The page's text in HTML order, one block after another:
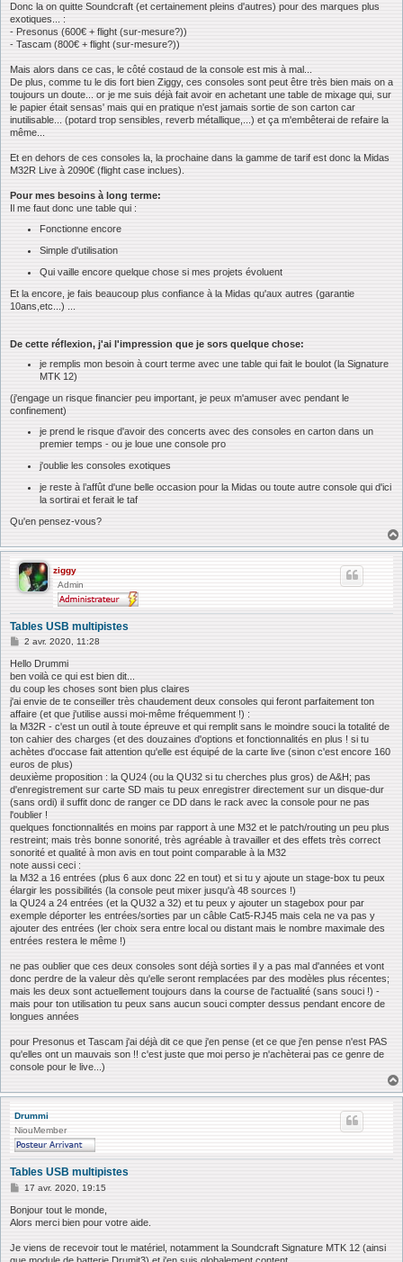
Donc la on quitte Soundcraft (et certainement pleins d'autres) pour des marques plus
exotiques... :
- Presonus (600€ + flight (sur-mesure?))
- Tascam (800€ + flight (sur-mesure?))
Mais alors dans ce cas, le côté costaud de la console est mis à mal...
De plus, comme tu le dis fort bien Ziggy, ces consoles sont peut être très bien mais on a
toujours un doute... or je me suis déjà fait avoir en achetant une table de mixage qui, sur
le papier était sensas' mais qui en pratique n'est jamais sortie de son carton car
inutilisable... (potard trop sensibles, reverb métallique,...) et ça m'embêterai de refaire la
même...
Et en dehors de ces consoles la, la prochaine dans la gamme de tarif est donc la Midas
M32R Live à 2090€ (flight case inclues).
Pour mes besoins à long terme:
Il me faut donc une table qui :
Fonctionne encore
Simple d'utilisation
Qui vaille encore quelque chose si mes projets évoluent
Et la encore, je fais beaucoup plus confiance à la Midas qu'aux autres (garantie
10ans,etc...) ...
De cette réflexion, j'ai l'impression que je sors quelque chose:
je remplis mon besoin à court terme avec une table qui fait le boulot (la Signature
MTK 12)
(j'engage un risque financier peu important, je peux m'amuser avec pendant le
confinement)
je prend le risque d'avoir des concerts avec des consoles en carton dans un
premier temps - ou je loue une console pro
j'oublie les consoles exotiques
je reste à l’affût d'une belle occasion pour la Midas ou toute autre console qui d'ici
la sortirai et ferait le taf
Qu'en pensez-vous?
ziggy
Admin
Tables USB multipistes
M
s
s
g
e
2 avr. 2020, 11:28
Hello Drummi
ben voilà ce qui est bien dit...
du coup les choses sont bien plus claires
j'ai envie de te conseiller très chaudement deux consoles qui feront parfaitement ton
affaire (et que j'utilise aussi moi-même fréquemment !) :
la M32R - c'est un outil à toute épreuve et qui remplit sans le moindre souci la totalité de
ton cahier des charges (et des douzaines d'options et fonctionnalités en plus ! si tu
achètes d'occase fait attention qu'elle est équipé de la carte live (sinon c'est encore 160
euros de plus)
deuxième proposition : la QU24 (ou la QU32 si tu cherches plus gros) de A&H; pas
d'enregistrement sur carte SD mais tu peux enregistrer directement sur un disque-dur
(sans ordi) il suffit donc de ranger ce DD dans le rack avec la console pour ne pas
l'oublier !
quelques fonctionnalités en moins par rapport à une M32 et le patch/routing un peu plus
restreint; mais très bonne sonorité, très agréable à travailler et des effets très correct
sonorité et qualité à mon avis en tout point comparable à la M32
note aussi ceci :
la M32 a 16 entrées (plus 6 aux donc 22 en tout) et si tu y ajoute un stage-box tu peux
élargir les possibilités (la console peut mixer jusqu'à 48 sources !)
la QU24 a 24 entrées (et la QU32 a 32) et tu peux y ajouter un stagebox pour par
exemple déporter les entrées/sorties par un câble Cat5-RJ45 mais cela ne va pas y
ajouter des entrées (ler choix sera entre local ou distant mais le nombre maximale des
entrées restera le même !)
ne pas oublier que ces deux consoles sont déjà sorties il y a pas mal d'années et vont
donc perdre de la valeur dès qu'elle seront remplacées par des modèles plus récentes;
mais les deux sont actuellement toujours dans la course de l'actualité (sans souci !) -
mais pour ton utilisation tu peux sans aucun souci compter dessus pendant encore de
longues années
pour Presonus et Tascam j'ai déjà dit ce que j'en pense (et ce que j'en pense n'est PAS
qu'elles ont un mauvais son !! c'est juste que moi perso je n'achèterai pas ce genre de
console pour le live...)
Drummi
NiouMember
Tables USB multipistes
M
s
s
e
17 avr. 2020, 19:15
Bonjour tout le monde,
Alors merci bien pour votre aide.
Je viens de recevoir tout le matériel, notamment la Soundcraft Signature MTK 12 (ainsi